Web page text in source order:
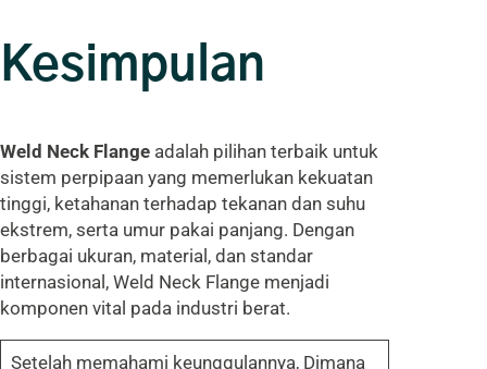
Kesimpulan
Weld Neck Flange adalah pilihan terbaik untuk
sistem perpipaan yang memerlukan kekuatan
tinggi, ketahanan terhadap tekanan dan suhu
ekstrem, serta umur pakai panjang. Dengan
berbagai ukuran, material, dan standar
internasional, Weld Neck Flange menjadi
komponen vital pada industri berat.
Setelah memahami keunggulannya, Dimana